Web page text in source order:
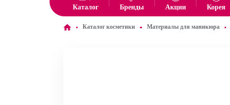
Каталог Бренды Акции Корея
Каталог косметики Материалы для маникюра